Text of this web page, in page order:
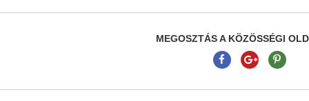
MEGOSZTÁS A KÖZÖSSÉGI